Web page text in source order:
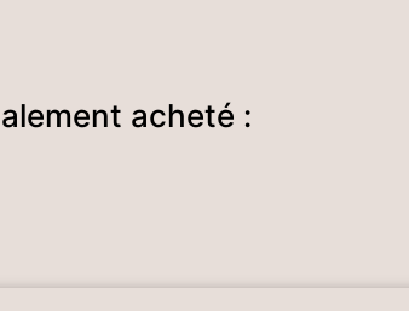
acheté :